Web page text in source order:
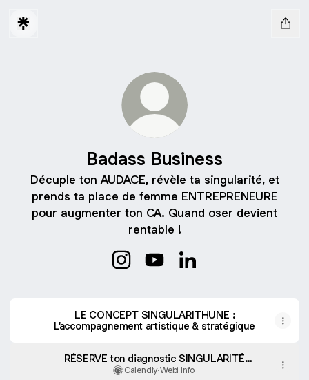
Badass Business
Décuple ton AUDACE, révèle ta singularité, et
prends ta place de femme ENTREPRENEURE
pour augmenter ton CA. Quand oser devient
rentable !
LE CONCEPT SINGULARITHUNE :
L'accompagnement artistique & stratégique
RÉSERVE ton diagnostic SINGULARITÉ
30min OFFERT
Calendly·Webi Info